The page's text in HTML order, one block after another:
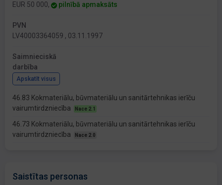
EUR 50 000,
pilnībā apmaksāts
PVN
LV40003364059 , 03.11.1997
Saimnieciskā
darbība
Apskatīt visus
46.83 Kokmateriālu, būvmateriālu un sanitārtehnikas ierīču
vairumtirdzniecība
Nace 2.1
46.73 Kokmateriālu, būvmateriālu un sanitārtehnikas ierīču
vairumtirdzniecība
Nace 2.0
Saistītas personas